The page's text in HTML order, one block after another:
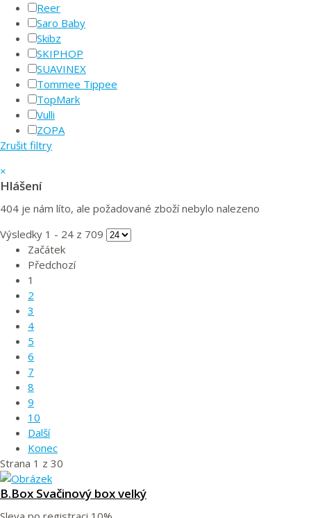
Reer
Saro Baby
Skibz
SKIPHOP
SUAVINEX
Tommee Tippee
TopMark
Vulli
ZOPA
Zrušit filtry
×
Hlášení
404 je nám líto, ale požadované zboží nebylo nalezeno
Výsledky 1 - 24 z 709
Začátek
Předchozí
1
2
3
4
5
6
7
8
9
10
Další
Konec
Strana 1 z 30
B.Box Svačinový box velký